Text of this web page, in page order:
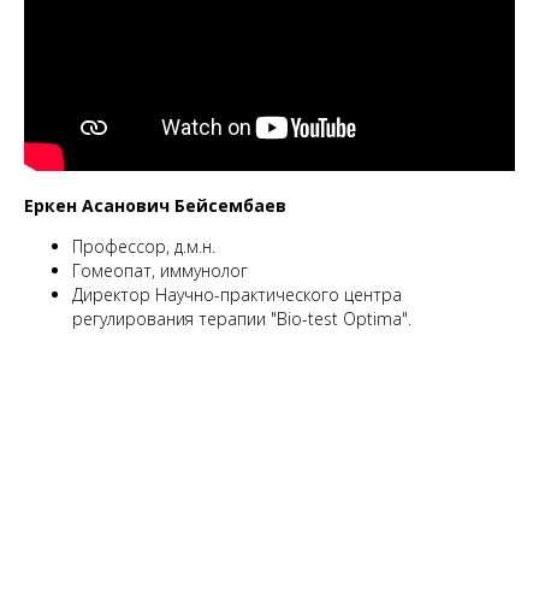
Еркен Асанович Бейсембаев
Профессор, д.м.н.
Гомеопат, иммунолог
Директор Научно-практического центра
регулирования терапии "Bio-test Optima".